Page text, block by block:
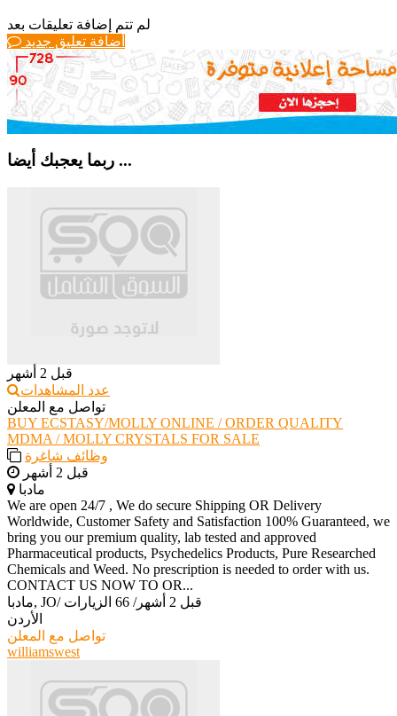
لم تتم إضافة تعليقات بعد
أضافة تعليق جديد
ربما يعجبك أيضا ...
قبل 2 أشهر
عدد المشاهدات
تواصل مع المعلن
BUY ECSTASY/MOLLY ONLINE / ORDER QUALITY
MDMA / MOLLY CRYSTALS FOR SALE
وظائف شاغرة
قبل 2 أشهر
مادبا
We are open 24/7 , We do secure Shipping OR Delivery
Worldwide, Customer Safety and Satisfaction 100% Guaranteed, we
bring you our premium quality, lab tested and approved
Pharmaceutical products, Psychedelics Products, Pure Researched
Chemicals and Weed. No prescription is needed to order with us.
CONTACT US NOW TO OR...
مادبا, JO/ قبل 2 أشهر / 66 الزيارات
الأردن
تواصل مع المعلن
williamswest